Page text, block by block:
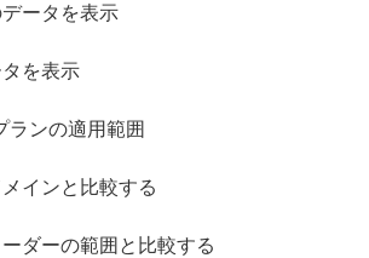
ータを表示
を表示
ランの適用範囲
インと比較する
ダーの範囲と比較する